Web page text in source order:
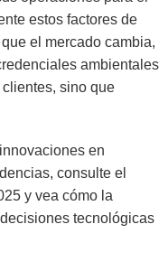
estos factores de
el mercado cambia,
ambientales
sino que
en
consulte el
y vea cómo la
tecnológicas